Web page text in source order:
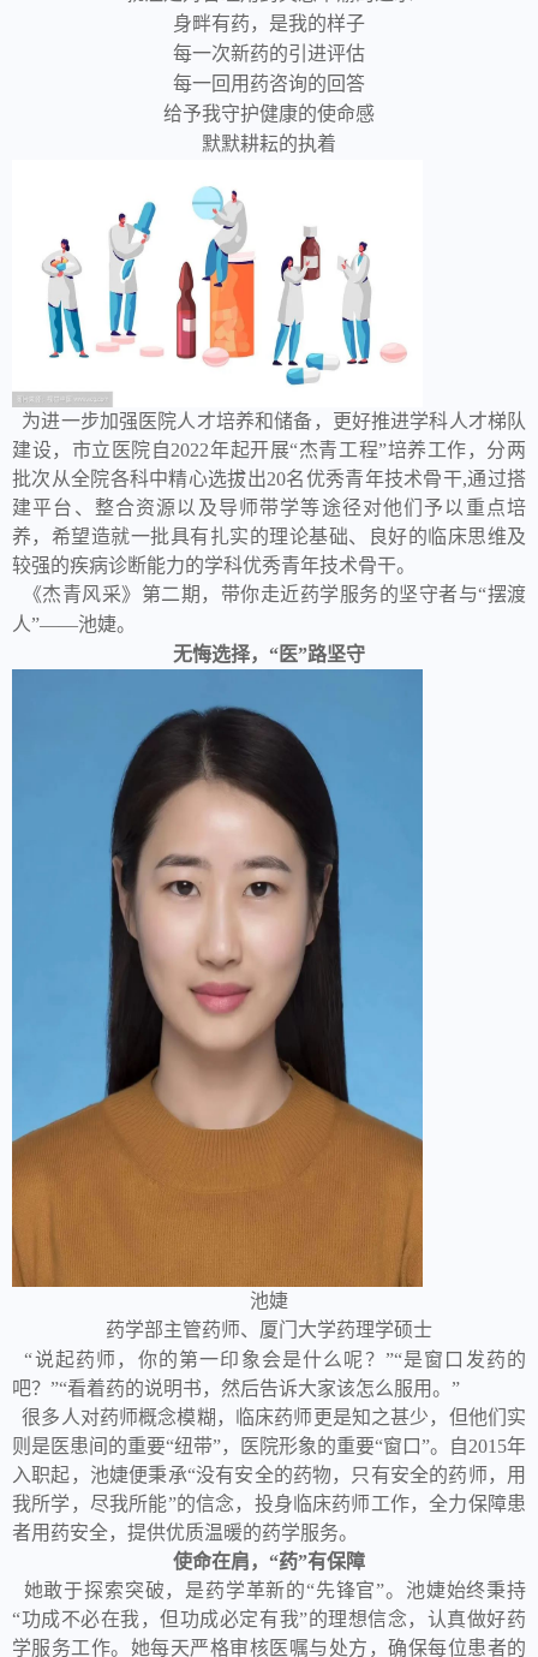
身畔有药，是我的样子
每一次新药的引进评估
每一回用药咨询的回答
给予我守护健康的使命感
默默耕耘的执着
为进一步加强医院人才培养和储备，更好推进学科人才梯队
建设，市立医院自2022年起开展“杰青工程”培养工作，分两
批次从全院各科中精心选拔出20名优秀青年技术骨干,通过搭
建平台、整合资源以及导师带学等途径对他们予以重点培
养，希望造就一批具有扎实的理论基础、良好的临床思维及
较强的疾病诊断能力的学科优秀青年技术骨干。
《杰青风采》第二期，带你走近药学服务的坚守者与“摆渡
人”——池婕。
无悔选择，“医”路坚守
池婕
药学部主管药师、厦门大学药理学硕士
“说起药师，你的第一印象会是什么呢？”“是窗口发药的
吧？”“看着药的说明书，然后告诉大家该怎么服用。”
很多人对药师概念模糊，临床药师更是知之甚少，但他们实
则是医患间的重要“纽带”，医院形象的重要“窗口”。自2015年
入职起，池婕便秉承“没有安全的药物，只有安全的药师，用
我所学，尽我所能”的信念，投身临床药师工作，全力保障患
者用药安全，提供优质温暖的药学服务。
使命在肩，“药”有保障
她敢于探索突破，是药学革新的“先锋官”。池婕始终秉持
“功成不必在我，但功成必定有我”的理想信念，认真做好药
学服务工作。她每天严格审核医嘱与处方，确保每位患者的